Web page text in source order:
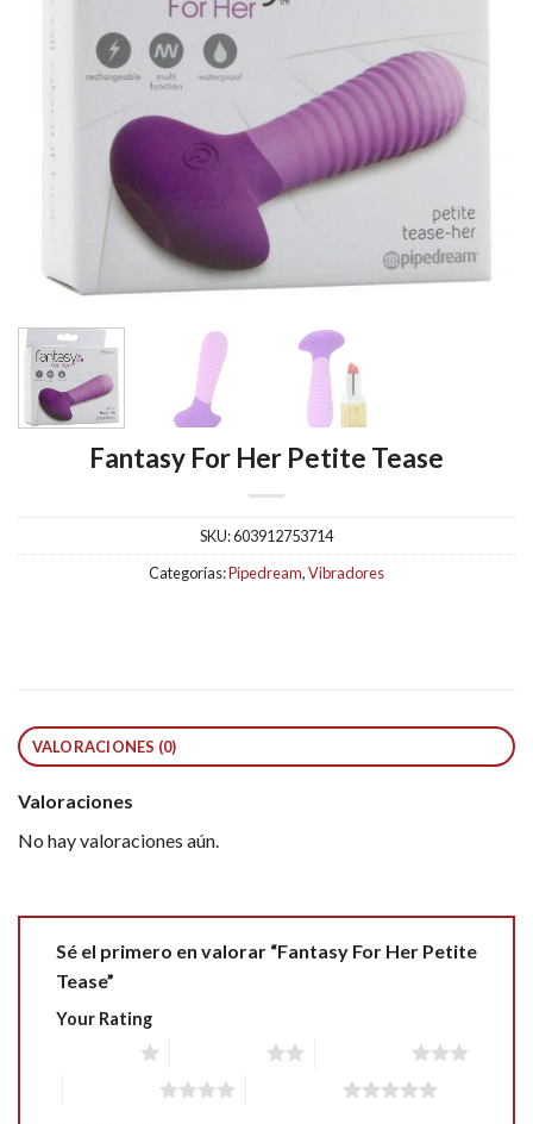
Fantasy For Her Petite Tease
SKU:603912753714
Categorías:Pipedream,Vibradores
VALORACIONES (0)
Valoraciones
No hay valoraciones aún.
Sé el primero en valorar “Fantasy For Her Petite
Tease”
Your Rating